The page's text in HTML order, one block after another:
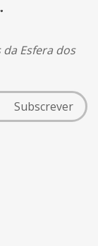
Esfera dos